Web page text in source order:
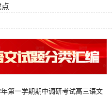
一学期期中调研考试高三语文